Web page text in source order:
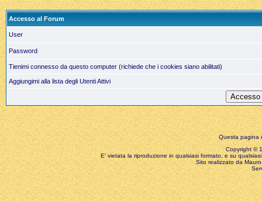
Accesso al Forum
User
Password
Tienimi connesso da questo computer (richiede che i cookies siano abilitati)
Aggiungimi alla lista degli Utenti Attivi
Questa pagina
Copyright ©
E' vietata la riproduzione in qualsiasi formato, e su
Sito realizzato da